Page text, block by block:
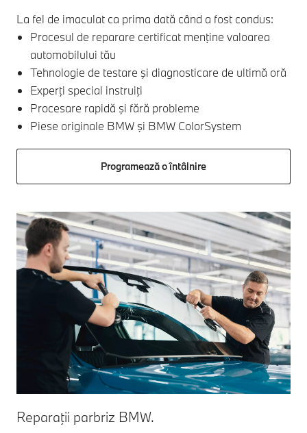
La fel de imaculat ca prima dată când a fost condus:
Procesul de reparare certificat menţine valoarea
automobilului tău
Tehnologie de testare şi diagnosticare de ultimă oră
Experţi special instruiţi
Procesare rapidă şi fără probleme
Piese originale BMW şi BMW ColorSystem
Programează o întâlnire
Reparaţii parbriz BMW.